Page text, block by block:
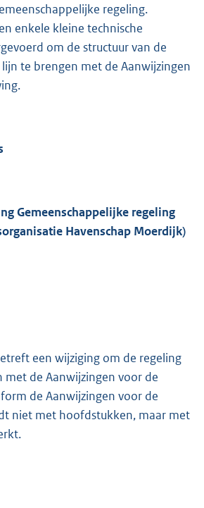
regeling.
enkele kleine technische
om de structuur van de
te brengen met de Aanwijzingen
Gemeenschappelijke regeling
Havenschap Moerdijk)
een wijziging om de regeling
met de Aanwijzingen voor de
de Aanwijzingen voor de
niet met hoofdstukken, maar met